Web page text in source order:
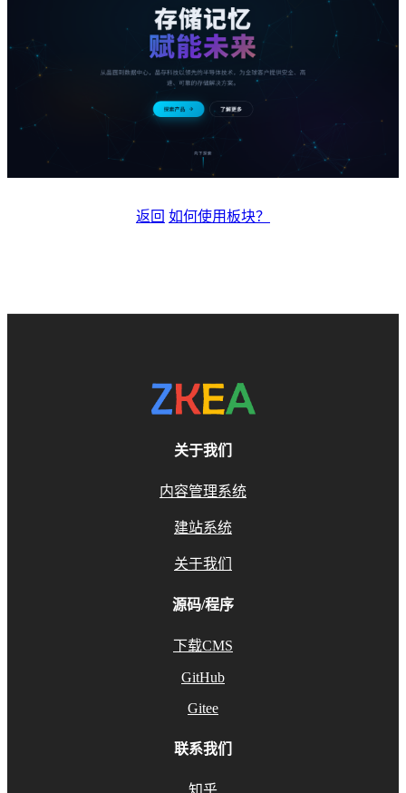
返回 如何使用板块？
关于我们
内容管理系统
建站系统
关于我们
源码/程序
下载CMS
GitHub
Gitee
联系我们
知乎